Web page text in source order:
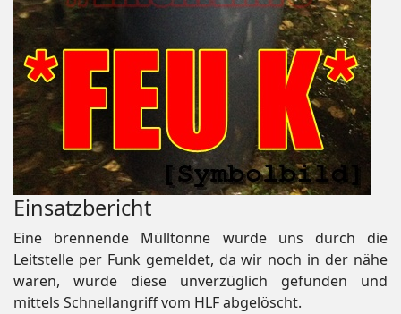
Einsatzbericht
Eine brennende Mülltonne wurde uns durch die
Leitstelle per Funk gemeldet, da wir noch in der nähe
waren, wurde diese unverzüglich gefunden und
mittels Schnellangriff vom HLF abgelöscht.